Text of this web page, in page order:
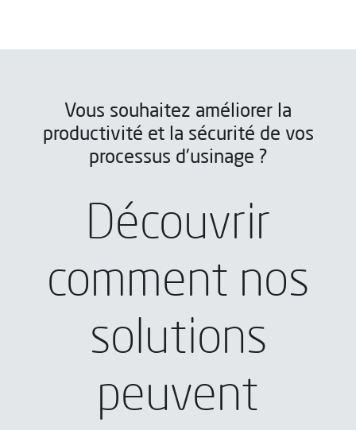
Vous souhaitez améliorer la
productivité et la sécurité de vos
processus d'usinage ?
Découvrir
comment nos
solutions
peuvent